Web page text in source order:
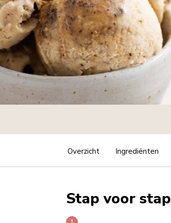
Overzicht Ingrediënten
Stap voor stap